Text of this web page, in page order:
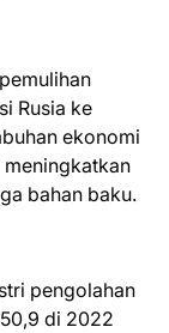
Rusia ke
ekonomi
bahan baku.
pengolahan
di 2022